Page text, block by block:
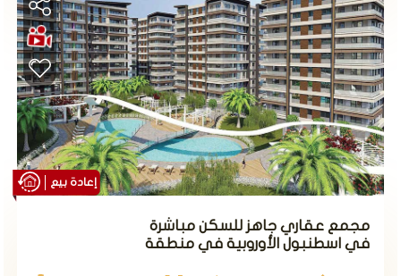
مجمع عقاري جاهز للسكن مباشرة
في اسطنبول الأوروبية في منطقة